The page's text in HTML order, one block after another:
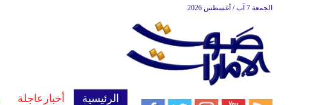
الجمعة 7 آب / أغسطس 2026
الرئيسية أخبارعاجلة